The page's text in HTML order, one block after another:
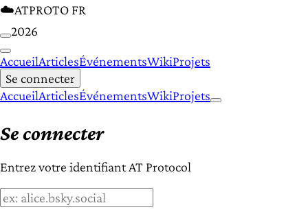
☁️ATPROTO FR
2026
AccueilArticlesÉvénementsWikiProjets
Se connecter
AccueilArticlesÉvénementsWikiProjets
Se connecter
Entrez votre identifiant AT Protocol